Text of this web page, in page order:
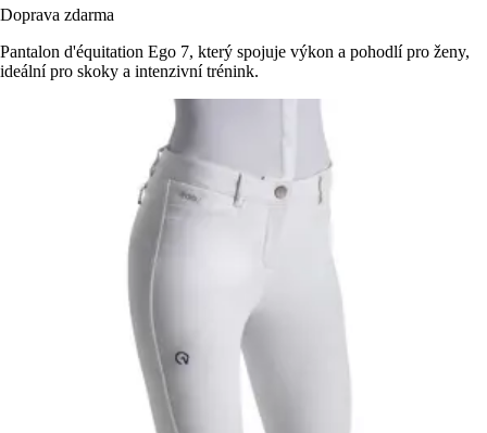
Doprava zdarma
Pantalon d'équitation Ego 7, který spojuje výkon a pohodlí pro ženy,
ideální pro skoky a intenzivní trénink.